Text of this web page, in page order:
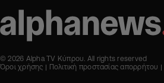
© 2026 Alpha TV Κύπρου. All rights reserved
Όροι χρήσης
Πολιτική προστασίας απορρήτου